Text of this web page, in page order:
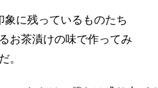
に残っているものたち
お茶漬けの味で作ってみ
。